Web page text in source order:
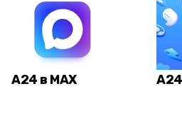
А24 в MAX